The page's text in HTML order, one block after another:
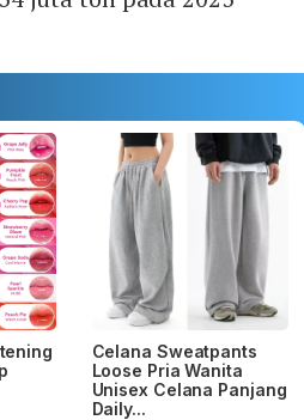
Celana Sweatpants
Loose Pria Wanita
Unisex Celana Panjang
Daily...